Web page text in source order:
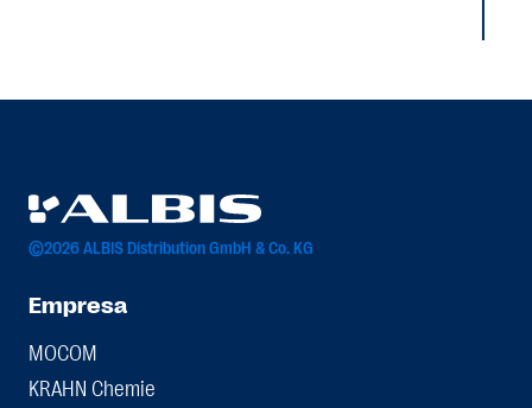
©2026 ALBIS Distribution GmbH & Co. KG
Empresa
MOCOM
KRAHN Chemie